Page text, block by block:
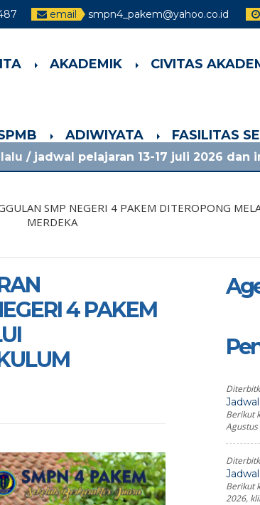
email smpn4_pakem@yahoo.co.id
AKADEMIK CIVITAS
ADIWIYATA FASILITAS
13-17 juli 2026 dan info lainnya, lihat
SMP NEGERI 4 PAKEM DITEROPONG
MERDEKA
4 PAKEM
Berikut
Berikut
2026,